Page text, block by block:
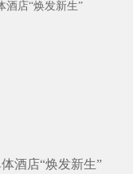
酒店“焕发新生”